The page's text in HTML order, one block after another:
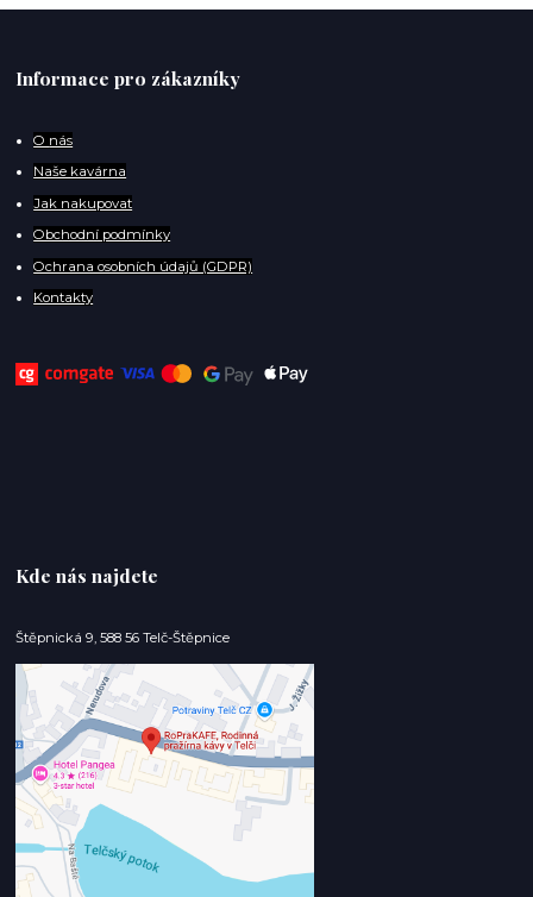
Informace pro zákazníky
O nás
Naše kavárna
Jak nakupovat
Obchodní podmínky
Ochrana osobních údajů (GDPR)
Kontakty
Kde nás najdete
Štěpnická 9, 588 56 Telč-Štěpnice